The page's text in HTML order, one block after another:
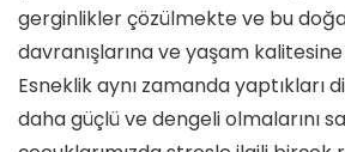
gerginlikler çözülmekte ve bu
davranışlarına ve yaşam
Esneklik aynı zamanda yaptıkları
daha güçlü ve dengeli olmalarını